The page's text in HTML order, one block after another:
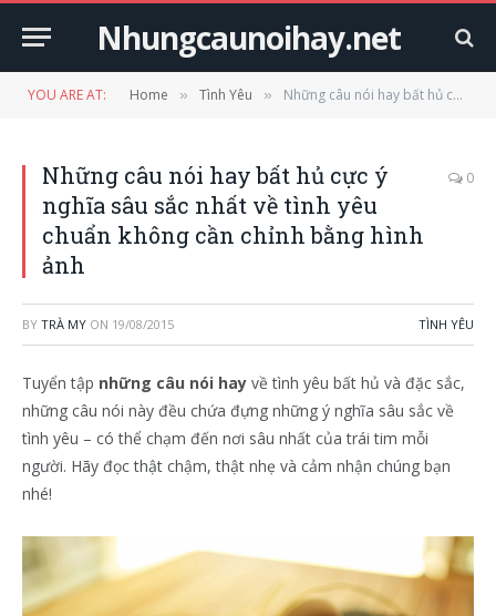
Nhungcaunoihay.net
YOU ARE AT: Home » Tình Yêu » Những câu nói hay bất hủ cực ý nghĩa sâu sắc nhất về tình yêu chuẩn không cần chỉnh bằng hình ảnh
Những câu nói hay bất hủ cực ý
nghĩa sâu sắc nhất về tình yêu
chuẩn không cần chỉnh bằng hình
ảnh
0
BY TRÀ MY ON 19/08/2015 TÌNH YÊU
Tuyển tập những câu nói hay về tình yêu bất hủ và đặc sắc,
những câu nói này đều chứa đựng những ý nghĩa sâu sắc về
tình yêu – có thể chạm đến nơi sâu nhất của trái tim mỗi
người. Hãy đọc thật chậm, thật nhẹ và cảm nhận chúng bạn
nhé!